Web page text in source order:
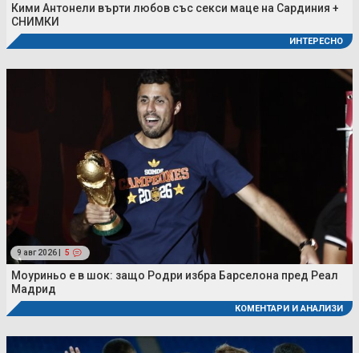
Кими Антонели върти любов със секси маце на Сардиния +
СНИМКИ
ИНТЕРЕСНО
9 авг 2026 | 5
Моуриньо е в шок: защо Родри избра Барселона пред Реал
Мадрид
КОМЕНТАРИ И АНАЛИЗИ